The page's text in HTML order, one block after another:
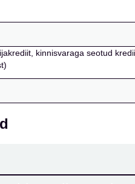
kinnisvaraga seotud